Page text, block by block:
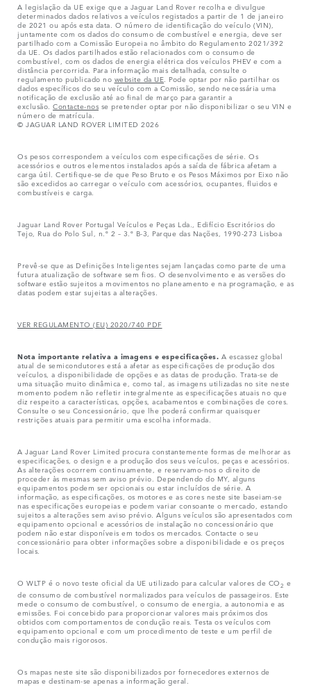
A legislação da UE exige que a Jaguar Land Rover recolha e divulgue
determinados dados relativos a veículos registados a partir de 1 de janeiro
de 2021 ou após esta data. O número de identificação do veículo (VIN),
juntamente com os dados do consumo de combustível e energia, deve ser
partilhado com a Comissão Europeia no âmbito do Regulamento 2021/392
da UE. Os dados partilhados estão relacionados com o consumo de
combustível, com os dados de energia elétrica dos veículos PHEV e com a
distância percorrida. Para informação mais detalhada, consulte o
regulamento publicado no website da UE . Pode optar por não partilhar os
dados específicos do seu veículo com a Comissão, sendo necessária uma
notificação de exclusão até ao final de março para garantir a
exclusão. Contacte-nos se pretender optar por não disponibilizar o seu VIN e
número de matrícula.
© JAGUAR LAND ROVER LIMITED 2026
Os pesos correspondem a veículos com especificações de série. Os
acessórios e outros elementos instalados após a saída de fábrica afetam a
carga útil. Certifique-se de que Peso Bruto e os Pesos Máximos por Eixo não
são excedidos ao carregar o veículo com acessórios, ocupantes, fluidos e
combustíveis e carga.
Jaguar Land Rover Portugal Veículos e Peças Lda., Edifício Escritórios do
Tejo, Rua do Polo Sul, n.º 2 – 3.º B-3, Parque das Nações, 1990-273 Lisboa
Prevê-se que as Definições Inteligentes sejam lançadas como parte de uma
futura atualização de software sem fios. O desenvolvimento e as versões do
software estão sujeitos a movimentos no planeamento e na programação, e as
datas podem estar sujeitas a alterações.
VER REGULAMENTO (EU) 2020/740 PDF
Nota importante relativa a imagens e especificações. A escassez global
atual de semicondutores está a afetar as especificações de produção dos
veículos, a disponibilidade de opções e as datas de produção. Trata-se de
uma situação muito dinâmica e, como tal, as imagens utilizadas no site neste
momento podem não refletir integralmente as especificações atuais no que
diz respeito a características, opções, acabamentos e combinações de cores.
Consulte o seu Concessionário, que lhe poderá confirmar quaisquer
restrições atuais para permitir uma escolha informada.
A Jaguar Land Rover Limited procura constantemente formas de melhorar as
especificações, o design e a produção dos seus veículos, peças e acessórios.
As alterações ocorrem continuamente, e reservamo-nos o direito de
proceder às mesmas sem aviso prévio. Dependendo do MY, alguns
equipamentos podem ser opcionais ou estar incluídos de série. A
informação, as especificações, os motores e as cores neste site baseiam-se
nas especificações europeias e podem variar consoante o mercado, estando
sujeitos a alterações sem aviso prévio. Alguns veículos são apresentados com
equipamento opcional e acessórios de instalação no concessionário que
podem não estar disponíveis em todos os mercados. Contacte o seu
concessionário para obter informações sobre a disponibilidade e os preços
locais.
O WLTP é o novo teste oficial da UE utilizado para calcular valores de CO2 e
de consumo de combustível normalizados para veículos de passageiros. Este
mede o consumo de combustível, o consumo de energia, a autonomia e as
emissões. Foi concebido para proporcionar valores mais próximos dos
obtidos com comportamentos de condução reais. Testa os veículos com
equipamento opcional e com um procedimento de teste e um perfil de
condução mais rigorosos.
Os mapas neste site são disponibilizados por fornecedores externos de
mapas e destinam-se apenas a informação geral.